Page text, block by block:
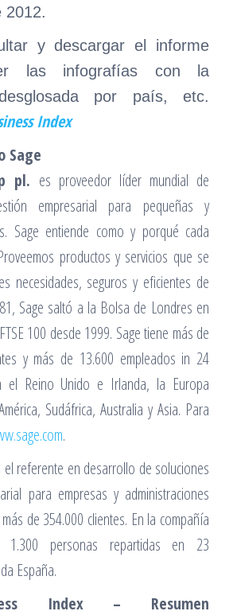
2012.
y descargar el informe
las infografías con la
por país, etc.
Index
Sage
pl. es proveedor líder mundial de
empresarial para pequeñas y
Sage entiende como y porqué cada
productos y servicios que se
necesidades, seguros y eficientes de
Sage saltó a la Bolsa de Londres en
100 desde 1999. Sage tiene más de
y más de 13.600 empleados in 24
el Reino Unido e Irlanda, la Europa
Sudáfrica, Australia y Asia. Para
.
el referente en desarrollo de soluciones
para empresas y administraciones
de 354.000 clientes. En la compañía
personas repartidas en 23
España.
Index – Resumen